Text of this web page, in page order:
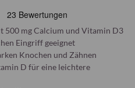
500 mg Calcium und Vitamin D3
Eingriff geeignet
Knochen und Zähnen
D für eine leichtere